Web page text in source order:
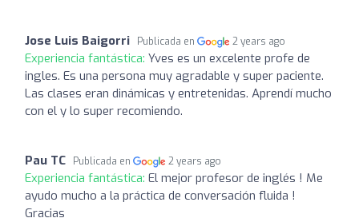
Jose Luis Baigorri Publicada en 2 years ago
Experiencia fantástica: Yves es un excelente profe de
ingles. Es una persona muy agradable y super paciente.
Las clases eran dinámicas y entretenidas. Aprendí mucho
con el y lo super recomiendo.
Pau TC Publicada en 2 years ago
Experiencia fantástica: El mejor profesor de inglés ! Me
ayudo mucho a la práctica de conversación fluida !
Gracias